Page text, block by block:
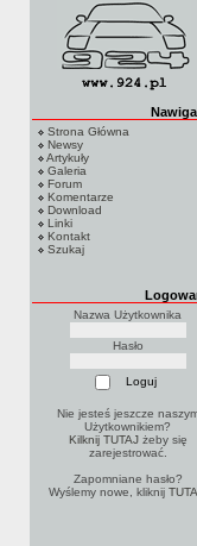
Strona Główna
Newsy
Artykuły
Galeria
Forum
Komentarze
Download
Linki
Kontakt
Szukaj
Nazwa Użytkownika
Hasło
Nie jesteś jeszcze
Użytkownikiem?
Kilknij TUTAJżeby się
zarejestrować.
Zapomniane hasło?
Wyślemy nowe, kliknij